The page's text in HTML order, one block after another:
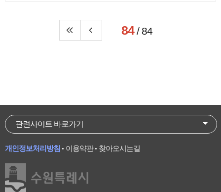
84/ 84
개인정보처리방침 이용약관 찾아오시는길
관련사이트 바로가기